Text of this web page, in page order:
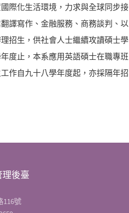
際化生活環境，力求與全球同步接
譯寫作、金融服務、商務談判、以
招生，供社會人士繼續攻讀碩士學
度止，本系應用英語碩士在職專班
作自九十八學年度起，亦採隔年招
理後臺
號